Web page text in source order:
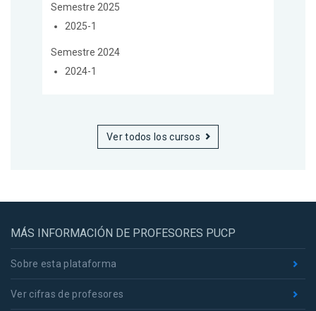
Semestre 2025
2025-1
Semestre 2024
2024-1
Ver todos los cursos
MÁS INFORMACIÓN DE PROFESORES PUCP
Sobre esta plataforma
Ver cifras de profesores